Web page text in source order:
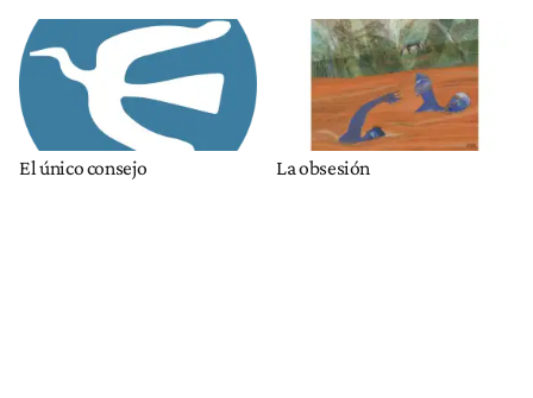
El único consejo La obsesión